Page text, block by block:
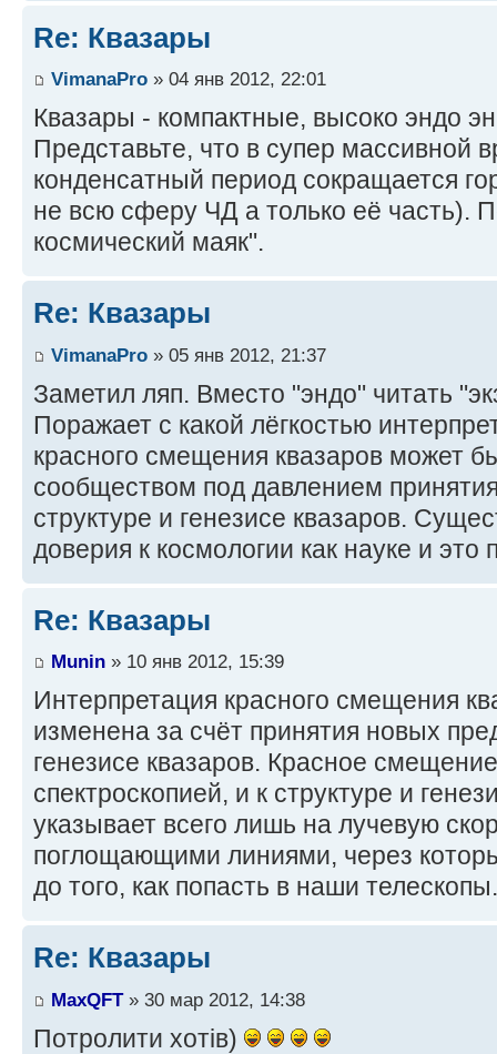
Re: Квазары
VimanaPro » 04 янв 2012, 22:01
Квазары - компактные, высоко эндо
Представьте, что в супер
конденсатный период сокращается
не всю сферу ЧД а только её часть).
космический маяк".
Re: Квазары
VimanaPro » 05 янв 2012, 21:37
Заметил ляп. Вместо "эндо" читать
Поражает с какой лёгкостью
красного смещения квазаров может
сообществом под давлением
структуре и генезисе квазаров.
доверия к космологии как науке и это
Re: Квазары
Munin » 10 янв 2012, 15:39
Интерпретация красного смещения
изменена за счёт принятия новых
генезисе квазаров. Красное
спектроскопией, и к структуре и
указывает всего лишь на лучевую
поглощающими линиями, через
до того, как попасть в наши телескопы.
Re: Квазары
MaxQFT» 30 мар 2012, 14:38
Потролити хотів)